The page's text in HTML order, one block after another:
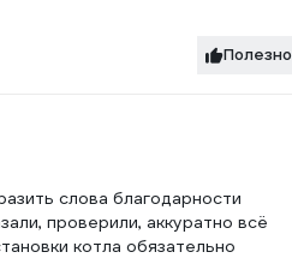
Полезно
слова благодарности
проверили, аккуратно всё
котла обязательно